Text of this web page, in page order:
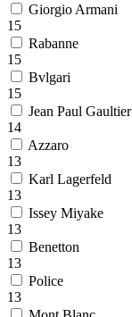
Giorgio Armani
15
Rabanne
15
Bvlgari
15
Jean Paul Gaultier
14
Azzaro
13
Karl Lagerfeld
13
Issey Miyake
13
Benetton
13
Police
13